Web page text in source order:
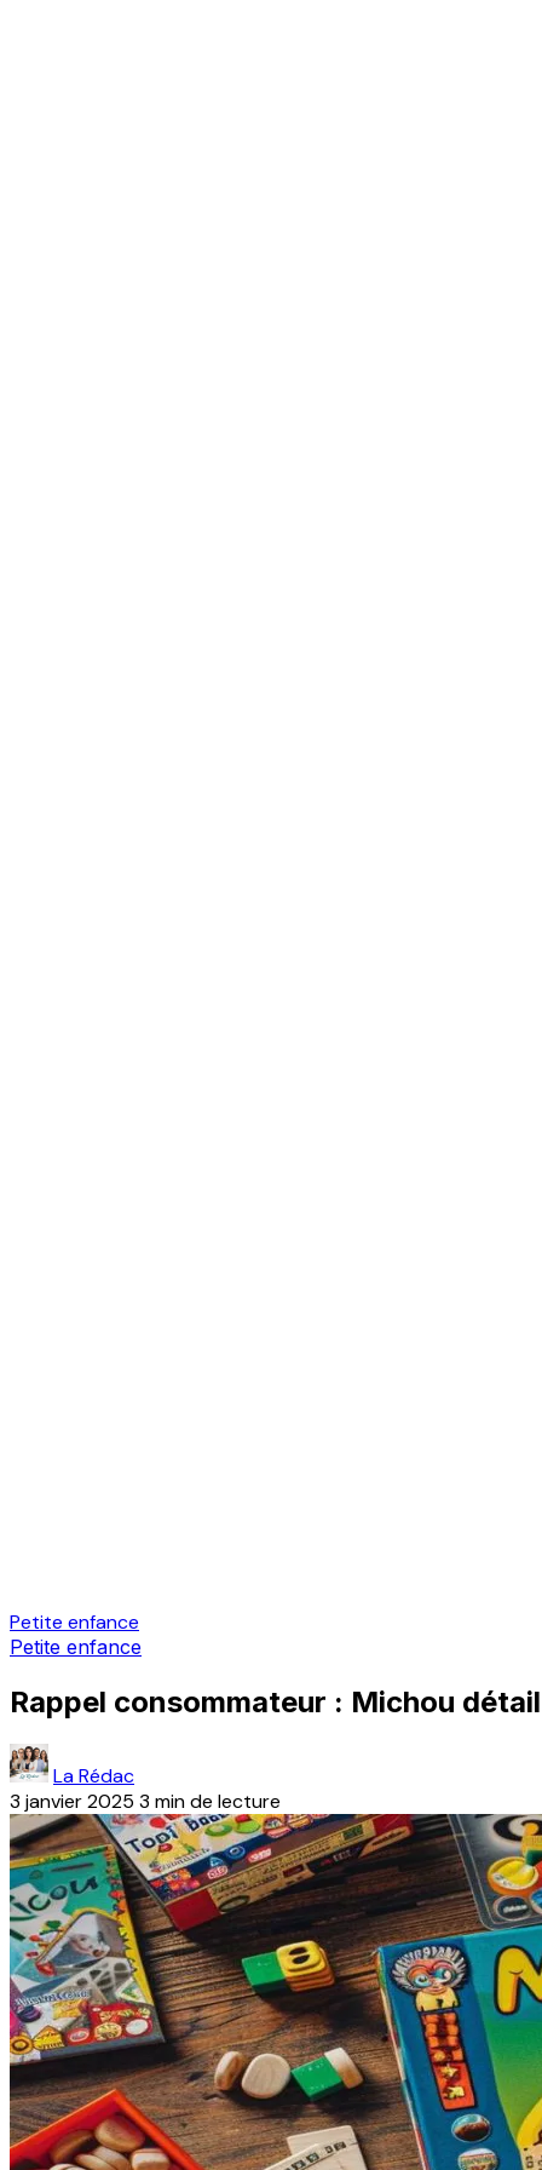
Petite enfance
Petite enfance
Rappel consommateur : Michou
La Rédac
3 janvier 2025 3 min de lecture